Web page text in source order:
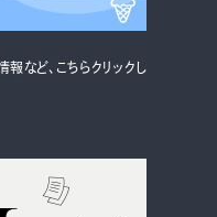
など、こちらクリックし